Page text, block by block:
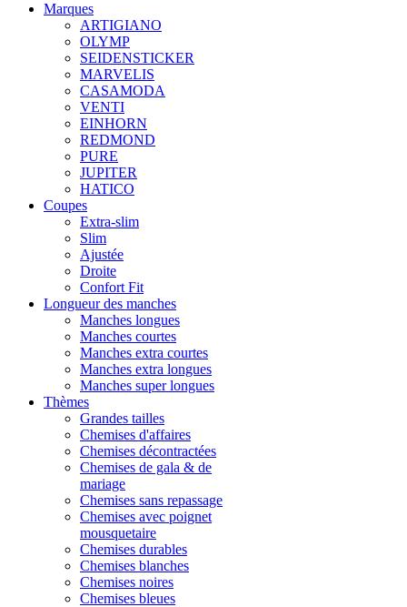
Marques
ARTIGIANO
OLYMP
SEIDENSTICKER
MARVELIS
CASAMODA
VENTI
EINHORN
REDMOND
PURE
JUPITER
HATICO
Coupes
Extra-slim
Slim
Ajustée
Droite
Confort Fit
Longueur des manches
Manches longues
Manches courtes
Manches extra courtes
Manches extra longues
Manches super longues
Thèmes
Grandes tailles
Chemises d'affaires
Chemises décontractées
Chemises de gala & de
mariage
Chemises sans repassage
Chemises avec poignet
mousquetaire
Chemises durables
Chemises blanches
Chemises noires
Chemises bleues